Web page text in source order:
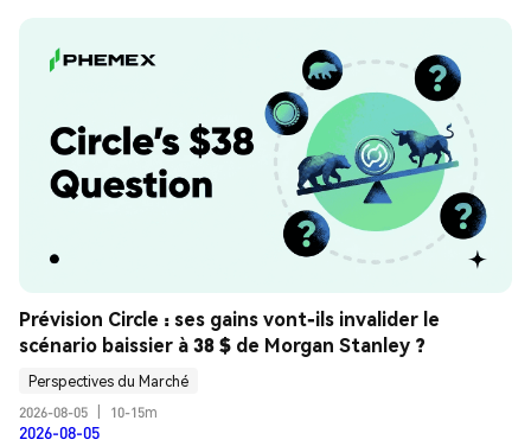
Prévision Circle : ses gains vont-ils invalider le
scénario baissier à 38 $ de Morgan Stanley ?
Perspectives du Marché
2026-08-05
10-15m
2026-08-05